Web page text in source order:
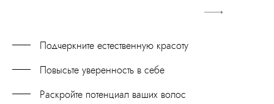
Подчеркните естественную красоту
Повысьте уверенность в себе
Раскройте потенциал ваших волос